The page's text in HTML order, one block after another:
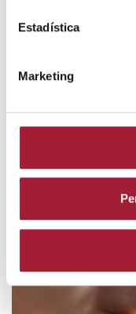
Estadística
Marketing
que buscar atención